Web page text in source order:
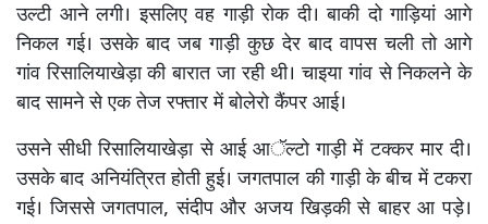
उल्टी आने लगी। इसलिए वह गाड़ी रोक दी। बाकी दो गाड़ियां आगे
निकल गई। उसके बाद जब गाड़ी कुछ देर बाद वापस चली तो आगे
गांव रिसालियाखेड़ा की बारात जा रही थी। चाइया गांव से निकलने के
बाद सामने से एक तेज रफ्तार में बोलेरो कैंपर आई।
उसने सीधी रिसालियाखेड़ा से आई आॅल्टो गाड़ी में टक्कर मार दी।
उसके बाद अनियंत्रित होती हुई। जगतपाल की गाड़ी के बीच में टकरा
गई। जिससे जगतपाल, संदीप और अजय खिड़की से बाहर आ पड़े।